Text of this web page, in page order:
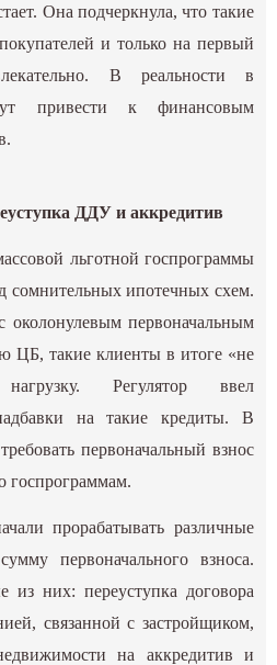
Она подчеркнула, что такие
и только на первый
В реальности в
привести к финансовым
ДДУ и аккредитив
льготной госпрограммы
сомнительных ипотечных схем.
первоначальным
такие клиенты в итоге «не
Регулятор ввел
на такие кредиты. В
первоначальный взнос
госпрограммам.
прорабатывать различные
первоначального взноса.
из них: переуступка договора
связанной с застройщиком,
на аккредитив и